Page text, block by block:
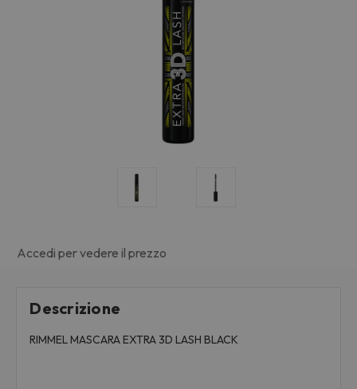
Accedi per vedere il prezzo
Descrizione
RIMMEL MASCARA EXTRA 3D LASH BLACK